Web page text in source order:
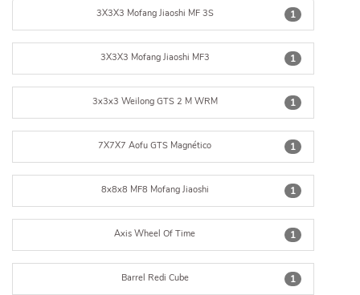
1
3X3X3 Mofang Jiaoshi MF 3S
1
3X3X3 Mofang Jiaoshi MF3
1
3x3x3 Weilong GTS 2 M WRM
1
7X7X7 Aofu GTS Magnético
1
8x8x8 MF8 Mofang Jiaoshi
1
Axis Wheel Of Time
1
Barrel Redi Cube